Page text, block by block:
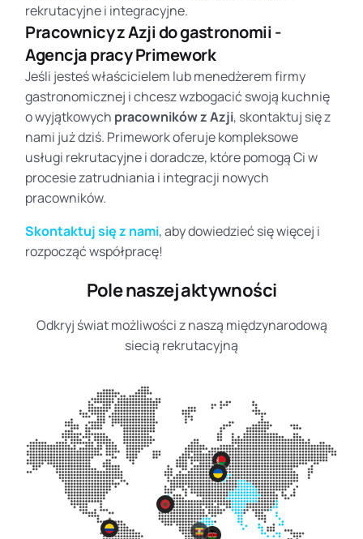
rekrutacyjne i integracyjne.
Pracownicy z Azji do gastronomii -
Agencja pracy Primework
Jeśli jesteś właścicielem lub menedżerem firmy
gastronomicznej i chcesz wzbogacić swoją kuchnię
o wyjątkowych pracowników z Azji, skontaktuj się z
nami już dziś. Primework oferuje kompleksowe
usługi rekrutacyjne i doradcze, które pomogą Ci w
procesie zatrudniania i integracji nowych
pracowników.
Skontaktuj się z nami, aby dowiedzieć się więcej i
rozpocząć współpracę!
Pole naszej aktywności
Odkryj świat możliwości z naszą międzynarodową
siecią rekrutacyjną